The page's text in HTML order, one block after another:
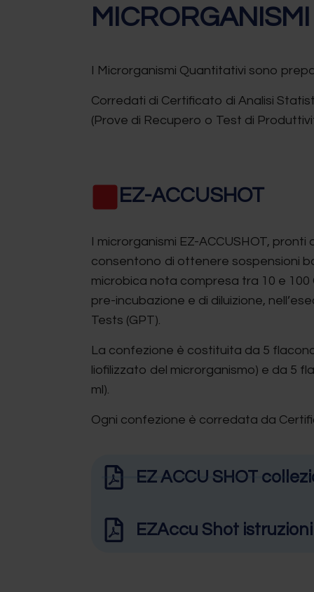
I Microrganismi Quantitativi sono
Corredati di Certificato di Analisi
(Prove di Recupero o Test di
EZ-ACCUSHOT
I microrganismi EZ-ACCUSHOT,
consentono di ottenere sospensioni
microbica nota compresa tra 10 e 100
pre-incubazione e di diluizione,
Tests (GPT).
La confezione è costituita da 5
liofilizzato del microrganismo) e da 5
ml).
Ogni confezione è corredata da
EZ ACCU SHOT
EZAccu Shot istruzioni